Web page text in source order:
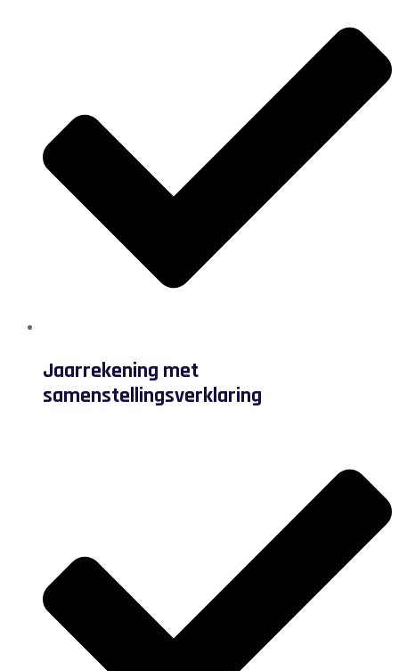
Jaarrekening met
samenstellingsverklaring